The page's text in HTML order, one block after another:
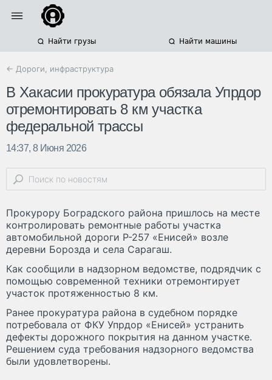
Найти грузы Найти машины
← Дороги, инфраструктура
В Хакасии прокуратура обязала Упрдор
отремонтировать 8 км участка
федеральной трассы
14:37, 8 Июня 2026
Прокурору Боградского района пришлось на месте
контролировать ремонтные работы участка
автомобильной дороги Р-257 «Енисей» возле
деревни Борозда и села Сарагаш.
Как сообщили в надзорном ведомстве, подрядчик с
помощью современной техники отремонтирует
участок протяженностью 8 км.
Ранее прокуратура района в судебном порядке
потребовала от ФКУ Упрдор «Енисей» устранить
дефекты дорожного покрытия на данном участке.
Решением суда требования надзорного ведомства
были удовлетворены.